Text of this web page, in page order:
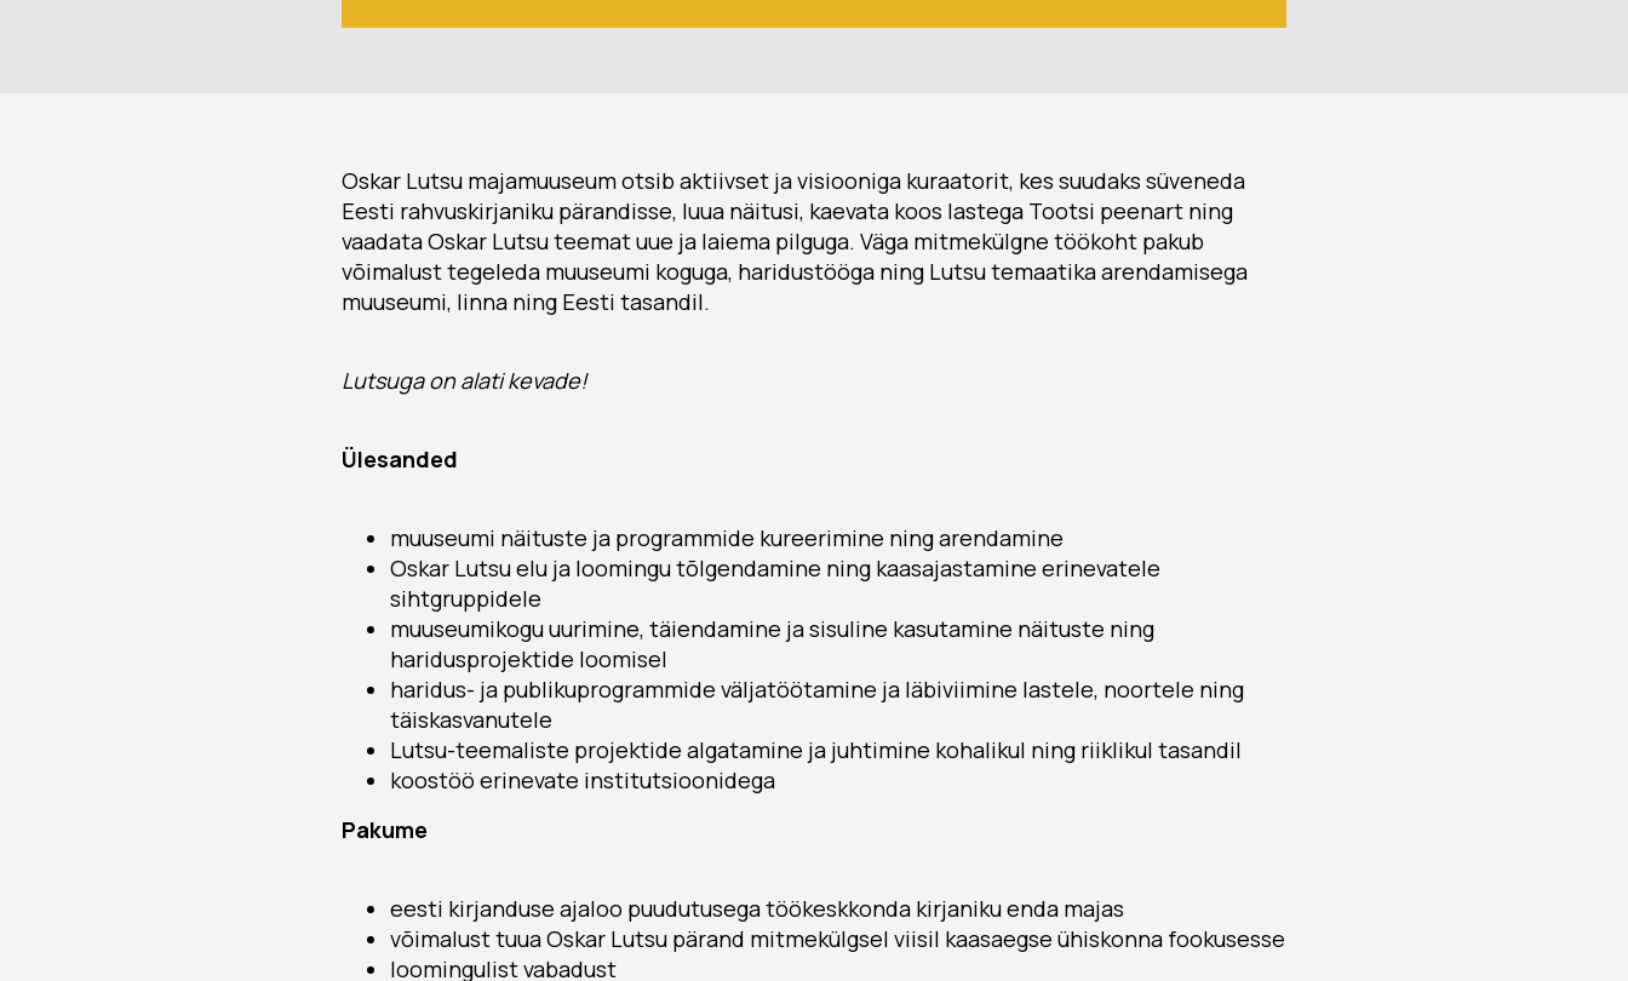
Oskar Lutsu majamuuseum otsib aktiivset ja visiooniga kuraatorit, kes suudaks süveneda
Eesti rahvuskirjaniku pärandisse, luua näitusi, kaevata koos lastega Tootsi peenart ning
vaadata Oskar Lutsu teemat uue ja laiema pilguga. Väga mitmekülgne töökoht pakub
võimalust tegeleda muuseumi koguga, haridustööga ning Lutsu temaatika arendamisega
muuseumi, linna ning Eesti tasandil.
Lutsuga on alati kevade!
Ülesanded
muuseumi näituste ja programmide kureerimine ning arendamine
Oskar Lutsu elu ja loomingu tõlgendamine ning kaasajastamine erinevatele
sihtgruppidele
muuseumikogu uurimine, täiendamine ja sisuline kasutamine näituste ning
haridusprojektide loomisel
haridus- ja publikuprogrammide väljatöötamine ja läbiviimine lastele, noortele ning
täiskasvanutele
Lutsu-teemaliste projektide algatamine ja juhtimine kohalikul ning riiklikul tasandil
koostöö erinevate institutsioonidega
Pakume
eesti kirjanduse ajaloo puudutusega töökeskkonda kirjaniku enda majas
võimalust tuua Oskar Lutsu pärand mitmekülgsel viisil kaasaegse ühiskonna fookusesse
loomingulist vabadust